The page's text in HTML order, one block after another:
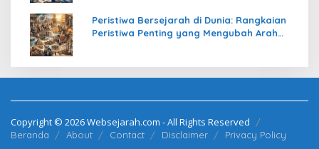
Peristiwa Bersejarah di Dunia: Rangkaian
Peristiwa Penting yang Mengubah Arah
Copyright © 2026 Websejarah.com - All Rights Reserved
Beranda About Contact Disclaimer Privacy Policy